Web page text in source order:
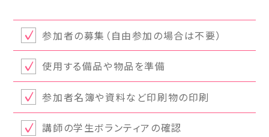
参加者の募集（自由参加の場合は不要）
使用する備品や物品を準備
参加者名簿や資料など印刷物の印刷
講師の学生ボランティアの確認